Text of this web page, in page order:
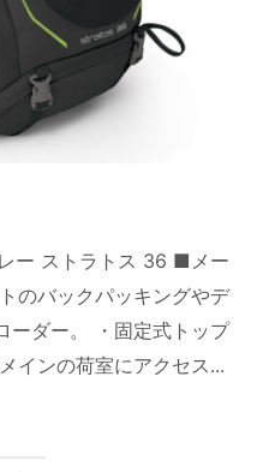
ー ストラトス 36 ■メー
のバックパッキングやデ
ーダー。 ・固定式トップ
インの荷室にアクセス...